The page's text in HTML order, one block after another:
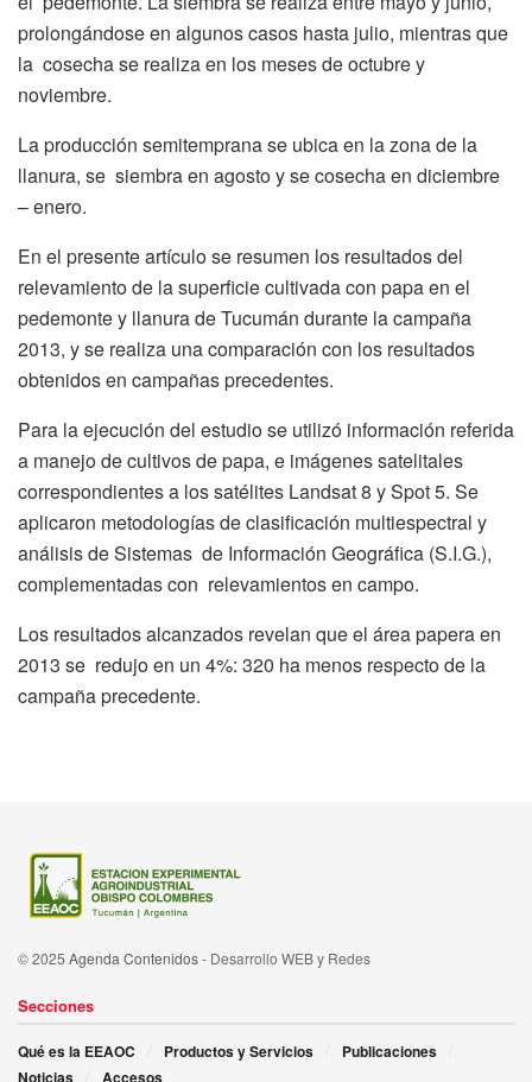
prolongándose en algunos casos hasta julio, mientras que
la cosecha se realiza en los meses de octubre y
noviembre.
La producción semitemprana se ubica en la zona de la
llanura, se siembra en agosto y se cosecha en diciembre
– enero.
En el presente artículo se resumen los resultados del
relevamiento de la superficie cultivada con papa en el
pedemonte y llanura de Tucumán durante la campaña
2013, y se realiza una comparación con los resultados
obtenidos en campañas precedentes.
Para la ejecución del estudio se utilizó información referida
a manejo de cultivos de papa, e imágenes satelitales
correspondientes a los satélites Landsat 8 y Spot 5. Se
aplicaron metodologías de clasificación multiespectral y
análisis de Sistemas de Información Geográfica (S.I.G.),
complementadas con relevamientos en campo.
Los resultados alcanzados revelan que el área papera en
2013 se redujo en un 4%: 320 ha menos respecto de la
campaña precedente.
© 2025 Agenda Contenidos- Desarrollo WEB y Redes
Secciones
Qué es la EEAOC Productos y Servicios
Publicaciones
Noticias
Accesos